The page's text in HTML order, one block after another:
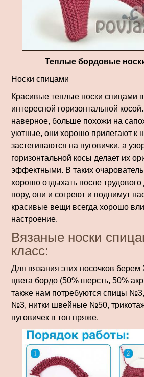
Теплые бордовые
Носки спицами
Красивые теплые носки спицами
интересной горизонтальной
наверное, больше похожи на
уютные, они хорошо прилегают к
застегиваются на пуговички, а
горизонтальной косы делает их
эффектными. В таких
хорошо отдыхать после
пору, они и согреют и поднимут
красивые вещи всегда хорошо
настроение.
Вязаные носки
класс:
Для вязания этих носочков берем
цвета бордо (50% шерсть, 50%
также нам потребуются спицы
№3, нитки швейные №50,
пуговичек в тон пряже.